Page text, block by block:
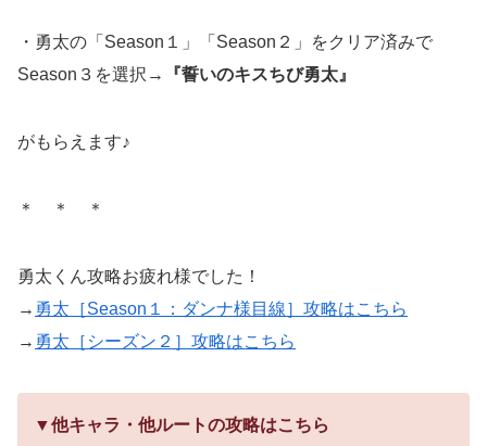
・勇太の「Season１」「Season２」をクリア済みで
Season３を選択→
『誓いのキスちび勇太』
がもらえます♪
＊ ＊ ＊
勇太くん攻略お疲れ様でした！
→ 勇太［Season１：ダンナ様目線］攻略はこちら
→ 勇太［シーズン２］攻略はこちら
▼他キャラ・他ルートの攻略はこちら